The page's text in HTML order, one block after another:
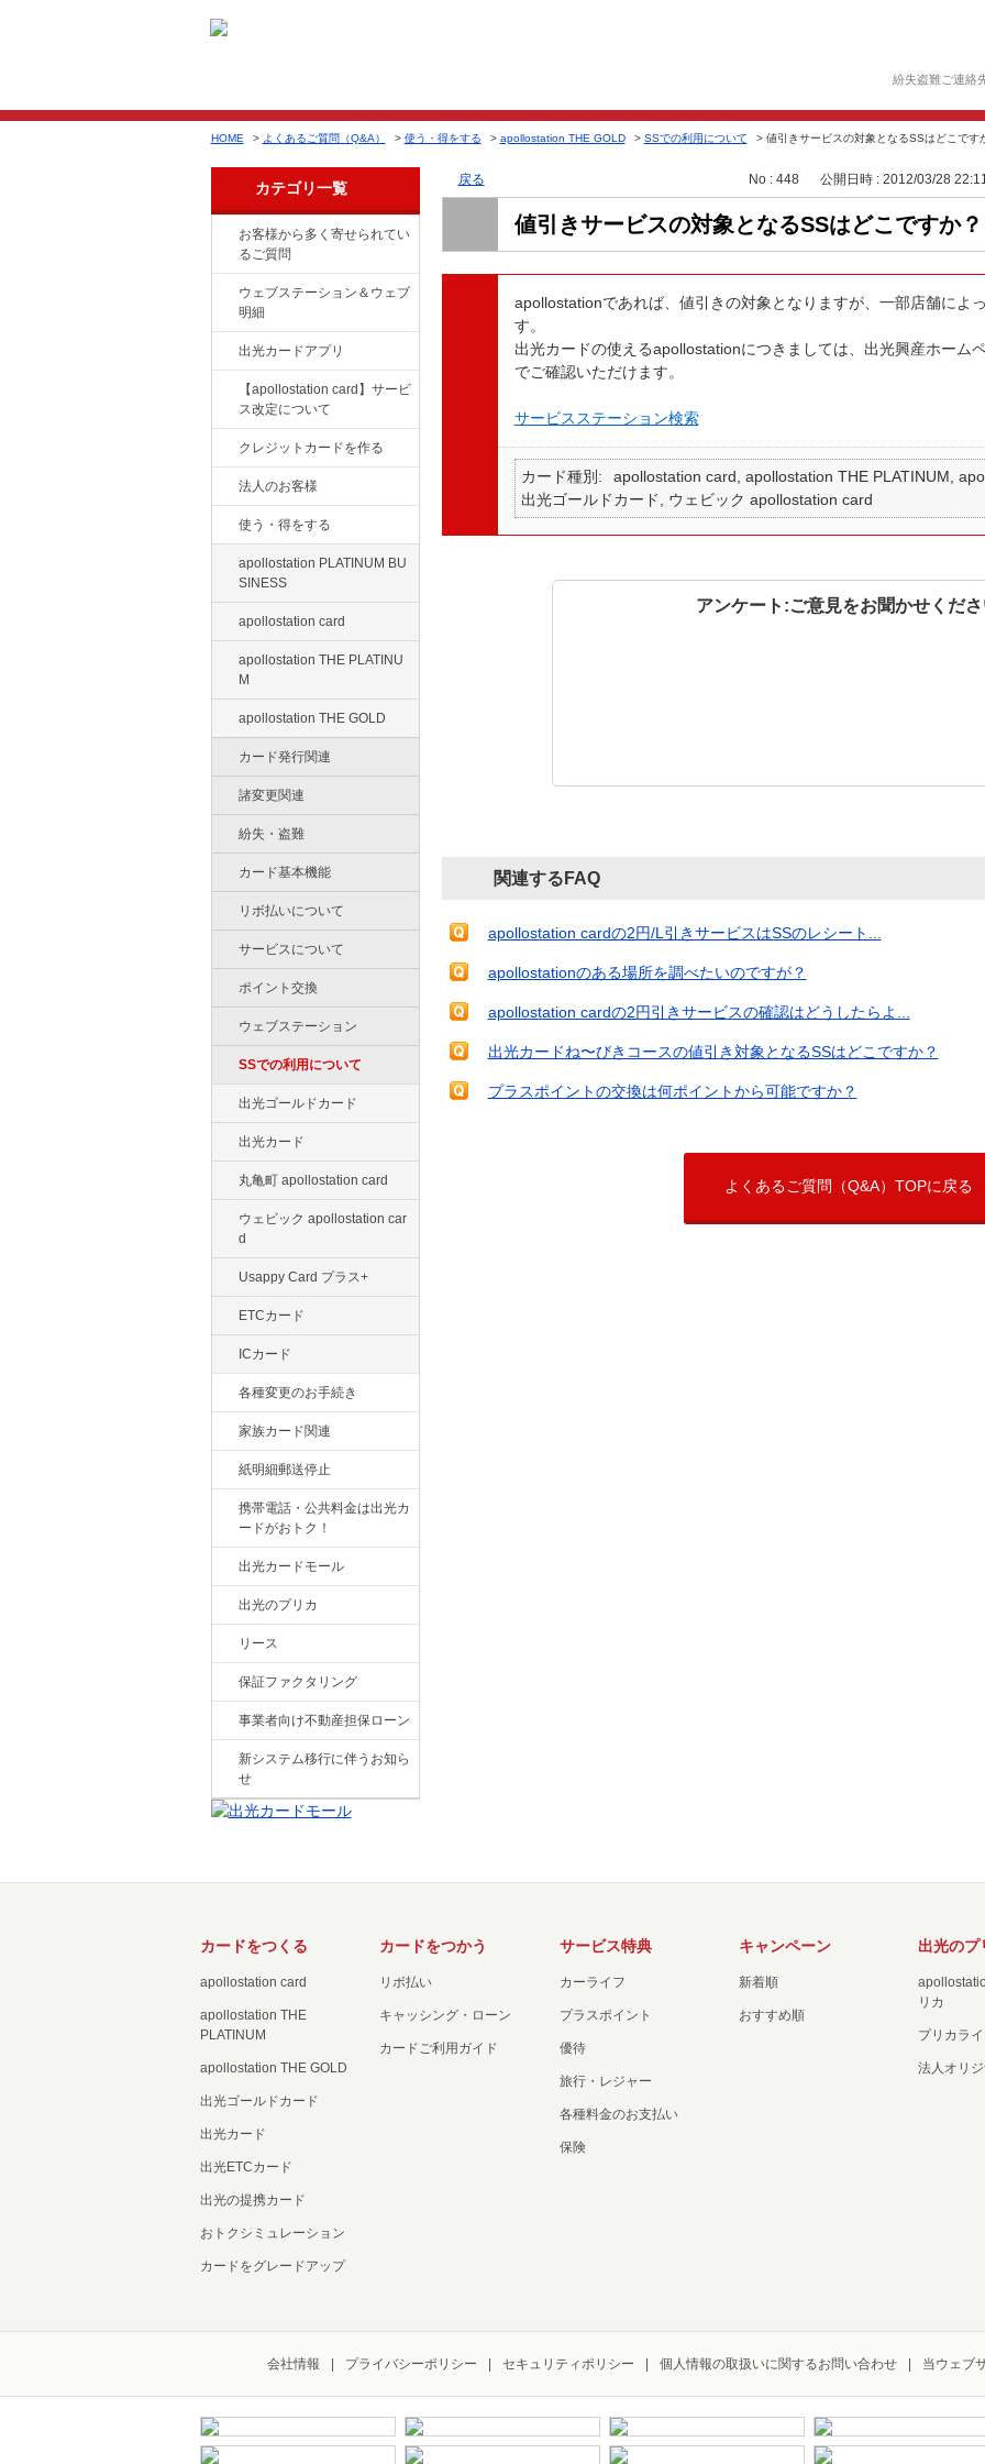
紛失盗難ご連絡
HOME > よくあるご質問（Q&A） > 使う・得をする > apollostation THE GOLD > SSでの利用について > 値引きサービスの対象となるSSはどこです
カテゴリ一覧
お客様から多く寄せられてい
るご質問
ウェブステーション＆ウェブ
明細
出光カードアプリ
【apollostation card】サービ
ス改定について
クレジットカードを作る
法人のお客様
使う・得をする
apollostation PLATINUM BU
SINESS
apollostation card
apollostation THE PLATINU
M
apollostation THE GOLD
カード発行関連
諸変更関連
紛失・盗難
カード基本機能
リボ払いについて
サービスについて
ポイント交換
ウェブステーション
SSでの利用について
出光ゴールドカード
出光カード
丸亀町 apollostation card
ウェビック apollostation car
d
Usappy Card プラス+
ETCカード
ICカード
各種変更のお手続き
家族カード関連
紙明細郵送停止
携帯電話・公共料金は出光カ
ードがおトク！
出光カードモール
出光のプリカ
リース
保証ファクタリング
事業者向け不動産担保ローン
新システム移行に伴うお知ら
せ
戻る No : 448 公開日時 : 2012/03/28
値引きサービスの対象となるSSはどこですか？
apollostationであれば、値引きの対象となりますが、一部店舗によ
す。
出光カードの使えるapollostationにつきましては、出光興産ホーム
でご確認いただけます。
サービスステーション検索
カード種別
apollostation card, apollostation THE PLATINUM,
出光ゴールドカード, ウェビック apollostation card
アンケート:ご意見をお聞かせくだ
関連するFAQ
apollostation cardの2円/L引きサービスはSSのレシート...
apollostationのある場所を調べたいのですが？
apollostation cardの2円引きサービスの確認はどうしたらよ...
出光カードね〜びきコースの値引き対象となるSSはどこですか？
プラスポイントの交換は何ポイントから可能ですか？
よくあるご質問（Q&A）TOPに戻る
カードをつくる
apollostation card
apollostation THE
PLATINUM
apollostation THE GOLD
出光ゴールドカード
出光カード
出光ETCカード
出光の提携カード
おトクシミュレーション
カードをグレードアップ
カードをつかう
リボ払い
キャッシング・ローン
カードご利用ガイド
サービス特典
カーライフ
プラスポイント
優待
旅行・レジャー
各種料金のお支払い
保険
キャンペーン
新着順
おすすめ順
出光のプ
リカ
プリカラ
法人オリ
会社情報 プライバシーポリシー セキュリティポリシー 個人情報の取扱いに関するお問い合わせ 当ウェブ